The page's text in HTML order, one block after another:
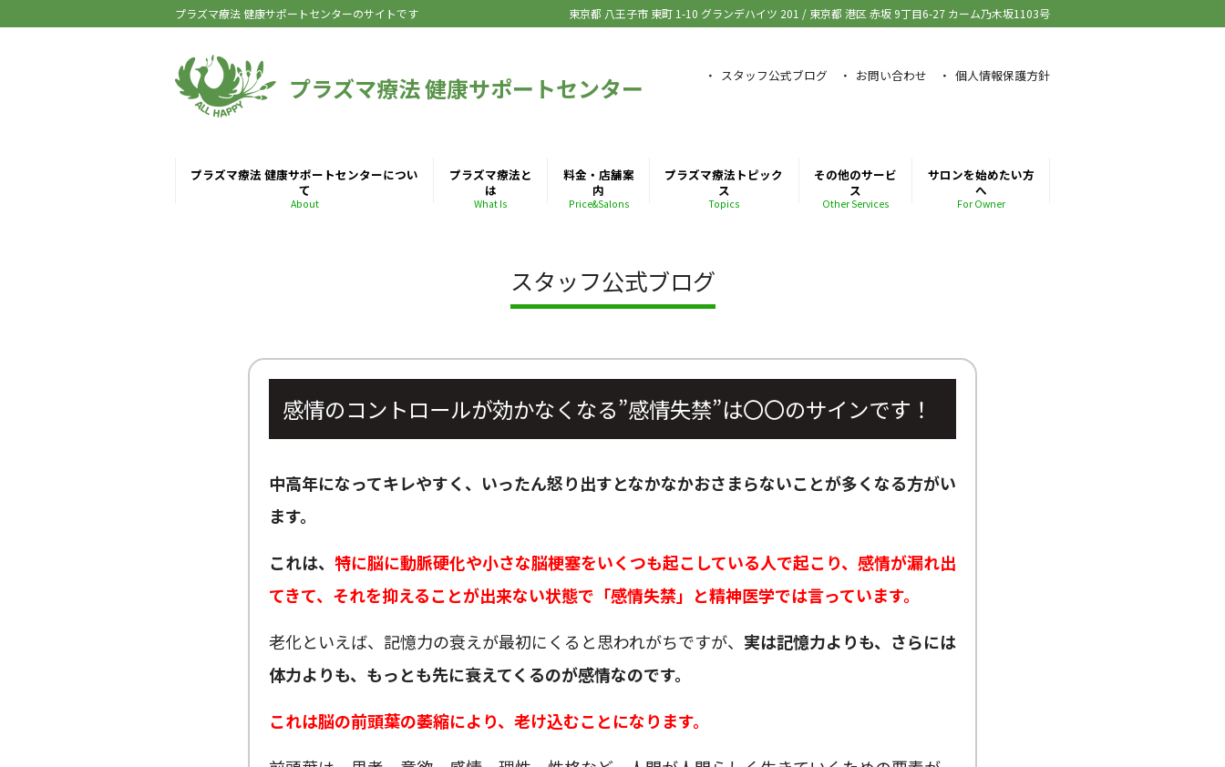
プラズマ療法 健康サポートセンターのサイトです 東京都 八王子市 東町 1-10 グランデハイツ 201 / 東京都 港区 赤坂 9丁目6-27 カーム乃木坂1103号
プラズマ療法 健康サポートセンター スタッフ公式ブログ お問い合わせ 個人情報保護方針
プラズマ療法 健康サポートセンターについ
て
About
プラズマ療法と
は
What Is
料金・店舗案
内
Price&Salons
プラズマ療法トピック
ス
Topics
その他のサービ
ス
Other Services
サロンを始めたい方
へ
For Owner
スタッフ公式ブログ
感情のコントロールが効かなくなる”感情失禁”は〇〇のサインです！
中高年になってキレやすく、いったん怒り出すとなかなかおさまらないことが多くなる方がい
ます。
これは、 特に脳に動脈硬化や小さな脳梗塞をいくつも起こしている人で起こり、感情が漏れ出
てきて、それを抑えることが出来ない状態で「感情失禁」と精神医学では言っています。
老化といえば、記憶力の衰えが最初にくると思われがちですが、 実は記憶力よりも、さらには
体力よりも、もっとも先に衰えてくるのが感情なのです。
これは脳の前頭葉の萎縮により、老け込むことになります。